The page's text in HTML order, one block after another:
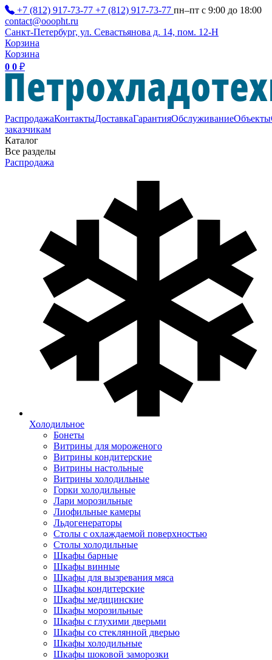
+7 (812) 917-73-77 +7 (812) 917-73-77 пн–пт с 9:00 до 18:00
contact@ooopht.ru
Санкт-Петербург, ул. Севастьянова д. 14, пом. 12-Н
Корзина
Корзина
0 0 ₽
РаспродажаКонтактыДоставкаГарантияОбслуживаниеОбъекты
заказчикам
Каталог
Все разделы
Распродажа
Холодильное
Бонеты
Витрины для мороженого
Витрины кондитерские
Витрины настольные
Витрины холодильные
Горки холодильные
Лари морозильные
Лиофильные камеры
Льдогенераторы
Столы с охлаждаемой поверхностью
Столы холодильные
Шкафы барные
Шкафы винные
Шкафы для вызревания мяса
Шкафы кондитерские
Шкафы медицинские
Шкафы морозильные
Шкафы с глухими дверьми
Шкафы со стеклянной дверью
Шкафы холодильные
Шкафы шоковой заморозки